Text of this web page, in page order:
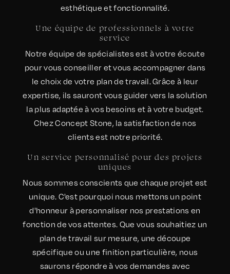
esthétique et fonctionnalité.
Une équipe de professionnels à votre
service
Notre équipe de spécialistes est à votre écoute
pour vous conseiller et vous accompagner dans
le choix de votre plan de travail. Grâce à leur
expertise, ils sauront vous guider vers la solution
la plus adaptée à vos besoins et à votre budget.
Chez Concept Stone, la satisfaction de nos
clients est notre priorité.
Un service personnalisé pour des projets
uniques
Nous sommes conscients que chaque projet est
unique. C'est pourquoi nous mettons un point
d'honneur à personnaliser nos prestations en
fonction de vos attentes. Que vous souhaitiez un
plan de travail sur mesure, une découpe
spécifique ou une finition particulière, nous
saurons répondre à vos demandes avec